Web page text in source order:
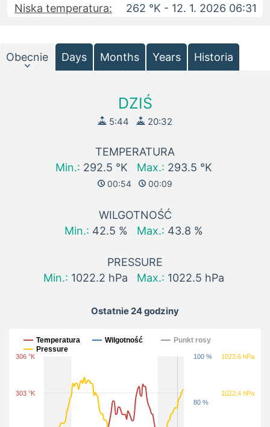
Niska temperatura:
262 °K - 12. 1. 2026 06:31
Obecnie Days Months Years Historia
DZIŚ
5:44 20:32
TEMPERATURA
Min.: 292.5 °K Max.: 293.5 °K
00:54 00:09
WILGOTNOŚĆ
Min.: 42.5 % Max.: 43.8 %
PRESSURE
Min.: 1022.2 hPa Max.: 1022.5 hPa
Ostatnie 24 godziny
Ostatnie 24 godziny
Temperatura Wilgotność
Punkt rosy
Pressure
303 °K
306 °K
80 %
100 %
1022.4 hPa
1023.6 hPa